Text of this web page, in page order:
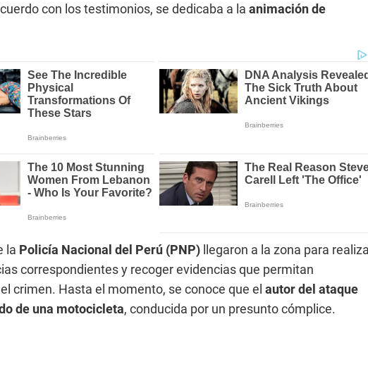
con los testimonios, se dedicaba a la animación de
la Policía Nacional del Perú (PNP) llegaron a la zona para
correspondientes y recoger evidencias que permitan
crimen. Hasta el momento, se conoce que el autor del ataque
de una motocicleta, conducida por un presunto cómplice.